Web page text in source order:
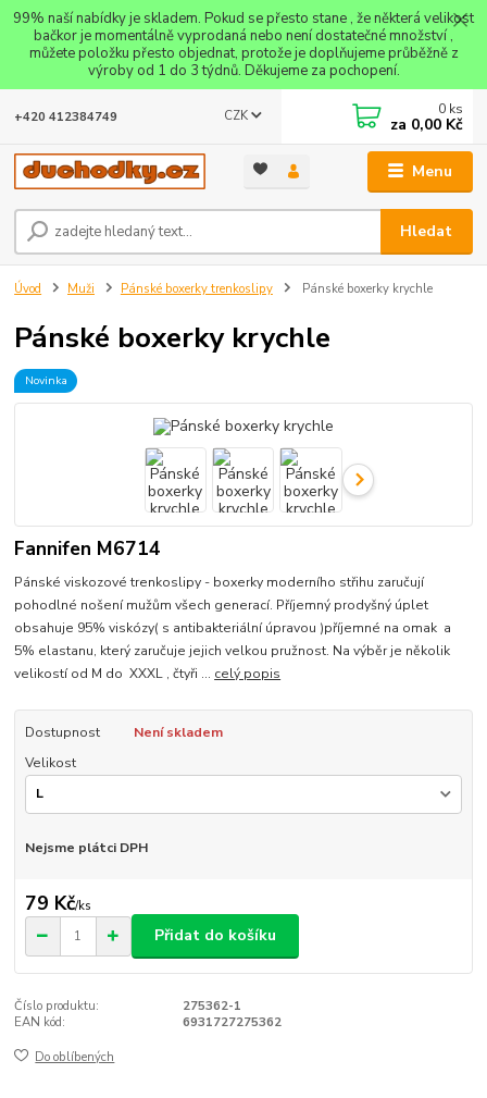
99% naší nabídky je skladem. Pokud se přesto stane , že některá velikost
bačkor je momentálně vyprodaná nebo není dostatečné množství ,
můžete položku přesto objednat, protože je doplňujeme průběžně z
výroby od 1 do 3 týdnů. Děkujeme za pochopení.
Menu
CZK
Hledat
+420 412384749 0 ks
za 0,00 Kč
Úvod Muži Pánské boxerky trenkoslipy Pánské boxerky krychle
Pánské boxerky krychle
Novinka
Fannifen M6714
Pánské viskozové trenkoslipy - boxerky moderního střihu zaručují
pohodlné nošení mužům všech generací. Příjemný prodyšný úplet
obsahuje 95% viskózy( s antibakteriální úpravou )příjemné na omak a
5% elastanu, který zaručuje jejich velkou pružnost. Na výběr je několik
velikostí od M do XXXL , čtyři ... celý popis
Dostupnost
Není skladem
Velikost
Nejsme plátci DPH
79 Kč/ks
Přidat do košíku
Číslo produktu:
275362-1
EAN kód:
6931727275362
Do oblíbených